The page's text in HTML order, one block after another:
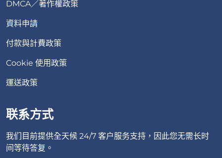
DMCA／著作權政策
資料申請
付款與計費政策
Cookie 使用政策
運送政策
联系方式
我们目前提供全天候 24/7 客户服务支持，因此您无需长时
间等待答复。